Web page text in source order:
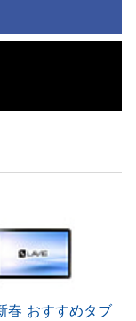
春 おすすめタブ